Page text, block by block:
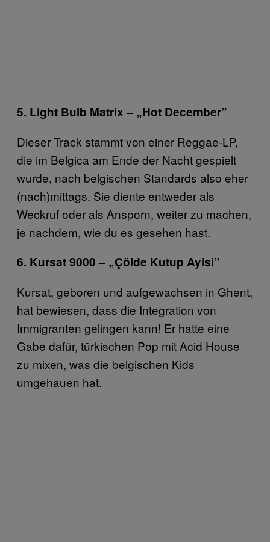
5. Light Bulb Matrix – „Hot December”
Dieser Track stammt von einer Reggae-LP,
die im Belgica am Ende der Nacht gespielt
wurde, nach belgischen Standards also eher
(nach)mittags. Sie diente entweder als
Weckruf oder als Ansporn, weiter zu machen,
je nachdem, wie du es gesehen hast.
6. Kursat 9000 – „Çölde Kutup Ayisi”
Kursat, geboren und aufgewachsen in Ghent,
hat bewiesen, dass die Integration von
Immigranten gelingen kann! Er hatte eine
Gabe dafür, türkischen Pop mit Acid House
zu mixen, was die belgischen Kids
umgehauen hat.